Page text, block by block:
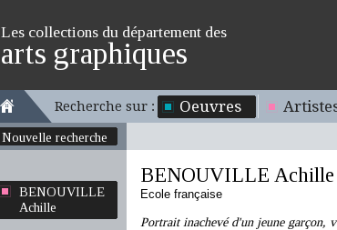
Les collections du département des
arts graphiques
Recherche sur : Oeuvres
Nouvelle recherche
BENOUVILLE
Achille
BENOUVILLE Achille
Ecole française
Portrait inachevé d'un jeune garçon,